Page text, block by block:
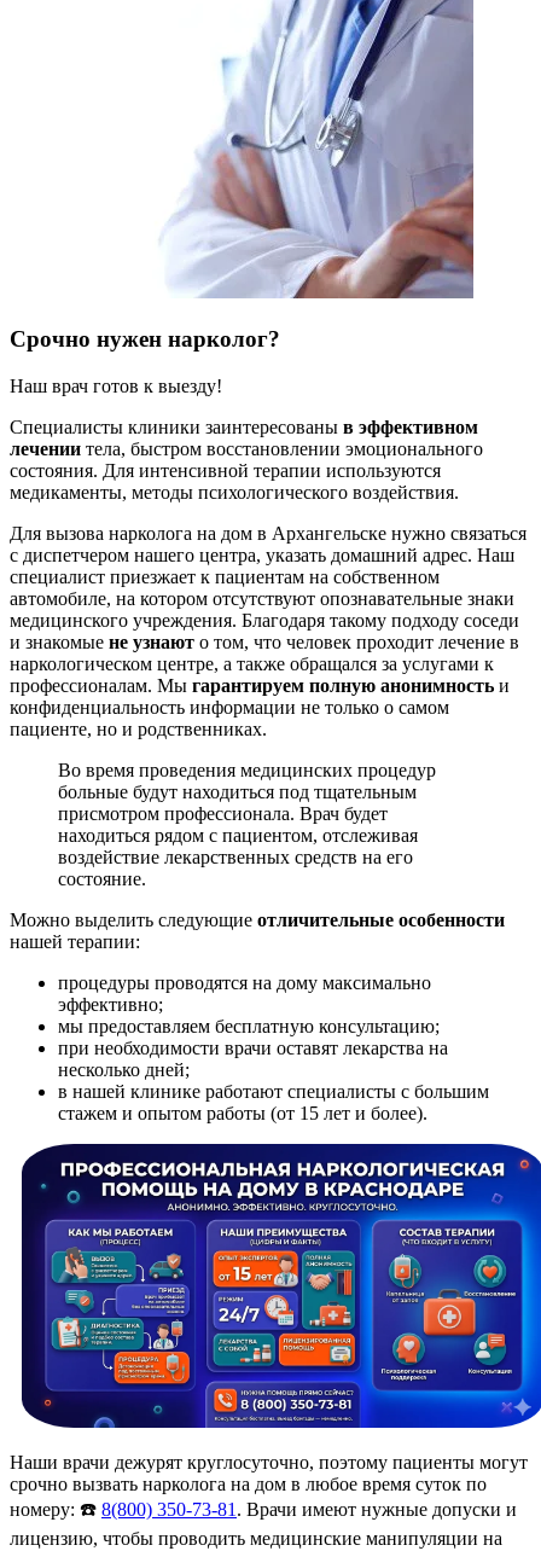
Срочно нужен нарколог?
Наш врач готов к выезду!
Специалисты клиники заинтересованы в эффективном
лечении тела, быстром восстановлении эмоционального
состояния. Для интенсивной терапии используются
медикаменты, методы психологического воздействия.
Для вызова нарколога на дом в Архангельске нужно связаться
с диспетчером нашего центра, указать домашний адрес. Наш
специалист приезжает к пациентам на собственном
автомобиле, на котором отсутствуют опознавательные знаки
медицинского учреждения. Благодаря такому подходу соседи
и знакомые не узнают о том, что человек проходит лечение в
наркологическом центре, а также обращался за услугами к
профессионалам. Мы гарантируем полную анонимность и
конфиденциальность информации не только о самом
пациенте, но и родственниках.
Во время проведения медицинских процедур
больные будут находиться под тщательным
присмотром профессионала. Врач будет
находиться рядом с пациентом, отслеживая
воздействие лекарственных средств на его
состояние.
Можно выделить следующие отличительные особенности
нашей терапии:
процедуры проводятся на дому максимально
эффективно;
мы предоставляем бесплатную консультацию;
при необходимости врачи оставят лекарства на
несколько дней;
в нашей клинике работают специалисты с большим
стажем и опытом работы (от 15 лет и более).
Наши врачи дежурят круглосуточно, поэтому пациенты могут
срочно вызвать нарколога на дом в любое время суток по
номеру: ☎️ 8(800) 350-73-81 . Врачи имеют нужные допуски и
лицензию, чтобы проводить медицинские манипуляции на